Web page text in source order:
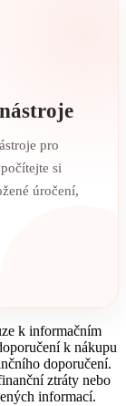
pro
si
úročení,
k informačním
k nákupu
doporučení.
ztráty nebo
informací.